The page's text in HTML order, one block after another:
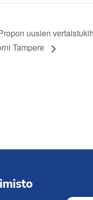
uusien
Tampere